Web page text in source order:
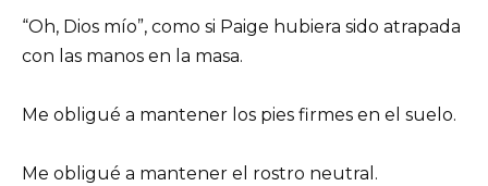
“Oh, Dios mío”, como si Paige hubiera sido atrapada
con las manos en la masa.
Me obligué a mantener los pies firmes en el suelo.
Me obligué a mantener el rostro neutral.